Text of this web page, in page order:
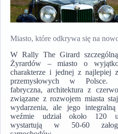
Miasto, które odkrywa się na
W Rally The Girard
Żyrardów – miasto o
charakterze i jednej z najlepiej
przemysłowych w Polsce.
fabryczna, architektura z
związane z rozwojem miasta
wydarzenia, ale jego
weźmie udział około 120
wystartują w 50-60